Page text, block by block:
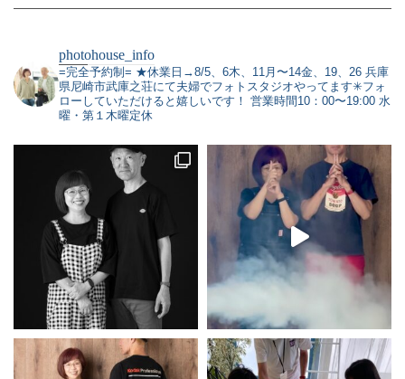
photohouse_info
=完全予約制= ★休業日→8/5、6木、11月〜14金、19、26 兵庫
県尼崎市武庫之荘にて夫婦でフォトスタジオやってます✳︎フォ
ローしていただけると嬉しいです！ 営業時間10：00〜19:00 水
曜・第１木曜定休